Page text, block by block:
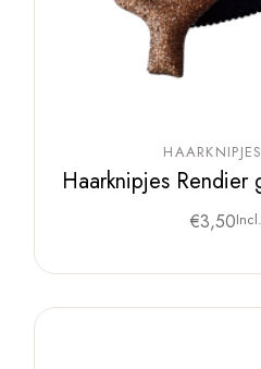
HAARKNIPJES
Haarknipjes Rendier
€3,50